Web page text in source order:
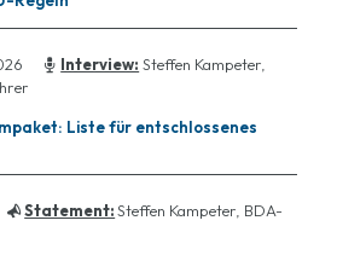
Interview: Steffen Kampeter,
Liste für entschlossenes
Statement:Steffen Kampeter, BDA-